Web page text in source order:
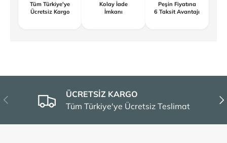
Tüm Türkiye'ye
Ücretsiz Kargo
Kolay İade
İmkanı
Peşin Fiyatına
6 Taksit Avantajı
Önceki
ÜCRETSİZ KARGO
Tüm Türkiye'ye Ücretsiz Teslimat